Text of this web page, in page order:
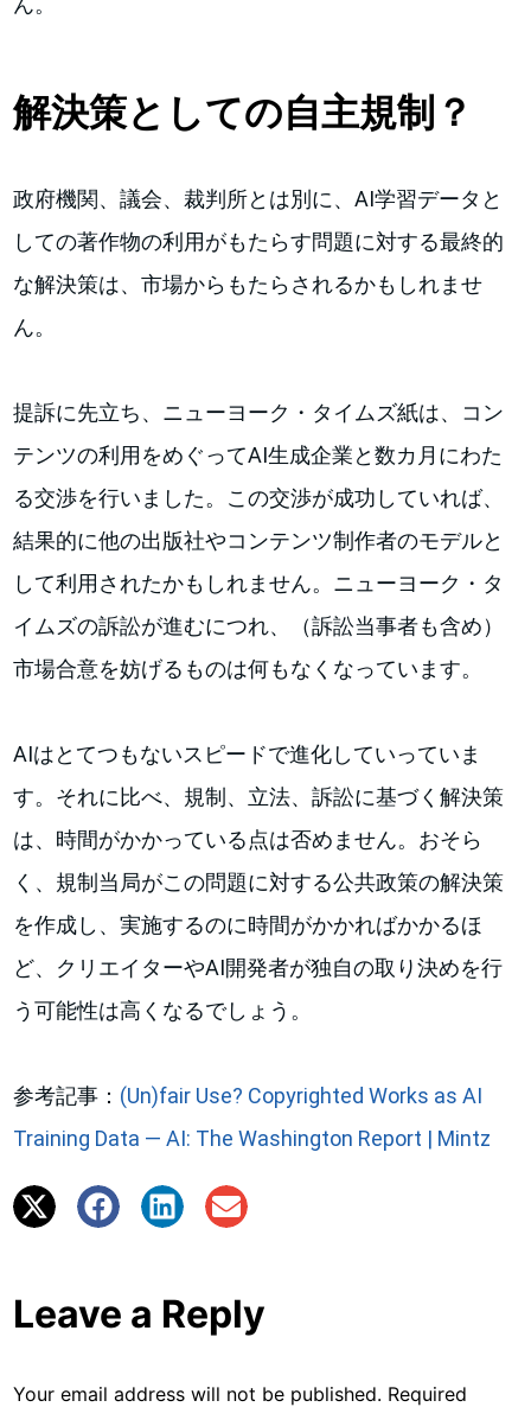
解決策としての自主規制？
政府機関、議会、裁判所とは別に、AI学習データと
しての著作物の利用がもたらす問題に対する最終的
な解決策は、市場からもたらされるかもしれませ
ん。
提訴に先立ち、ニューヨーク・タイムズ紙は、コン
テンツの利用をめぐってAI生成企業と数カ月にわた
る交渉を行いました。この交渉が成功していれば、
結果的に他の出版社やコンテンツ制作者のモデルと
して利用されたかもしれません。ニューヨーク・タ
イムズの訴訟が進むにつれ、（訴訟当事者も含め）
市場合意を妨げるものは何もなくなっています。
AIはとてつもないスピードで進化していっていま
す。それに比べ、規制、立法、訴訟に基づく解決策
は、時間がかかっている点は否めません。おそら
く、規制当局がこの問題に対する公共政策の解決策
を作成し、実施するのに時間がかかればかかるほ
ど、クリエイターやAI開発者が独自の取り決めを行
う可能性は高くなるでしょう。
参考記事： (Un)fair Use? Copyrighted Works as AI
Training Data — AI: The Washington Report | Mintz
Leave a Reply
Your email address will not be published. Required